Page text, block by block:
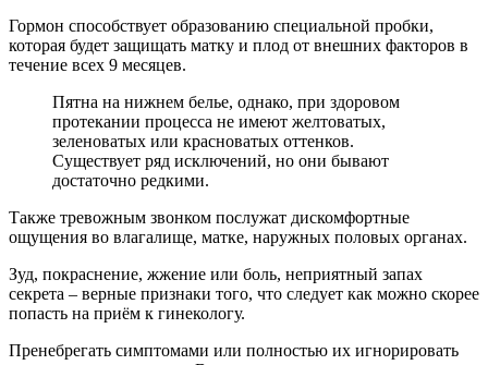
Гормон способствует образованию специальной пробки,
которая будет защищать матку и плод от внешних факторов в
течение всех 9 месяцев.
Пятна на нижнем белье, однако, при здоровом
протекании процесса не имеют желтоватых,
зеленоватых или красноватых оттенков.
Существует ряд исключений, но они бывают
достаточно редкими.
Также тревожным звонком послужат дискомфортные
ощущения во влагалище, матке, наружных половых органах.
Зуд, покраснение, жжение или боль, неприятный запах
секрета – верные признаки того, что следует как можно скорее
попасть на приём к гинекологу.
Пренебрегать симптомами или полностью их игнорировать